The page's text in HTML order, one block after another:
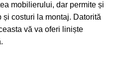
mobilierului, dar permite și
costuri la montaj. Datorită
vă va oferi liniște